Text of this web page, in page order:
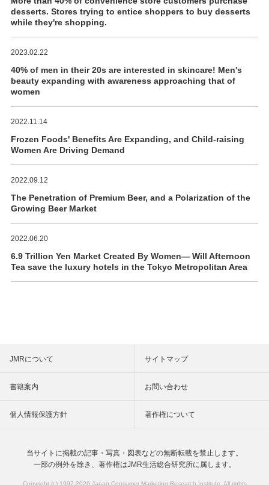
desserts. Stores trying to entice shoppers to buy desserts
while they're shopping.
2023.02.22
40% of men in their 20s are interested in skincare! Men's
beauty expanding with awareness approaching that of
women
2022.11.14
Frozen Foods' Benefits Are Expanding, and Child-raising
Women Are Driving Demand
2022.09.12
The Penetration of Premium Beer, and a Polarization of the
Growing Beer Market
2022.06.20
6.9 Trillion Yen Market Created By Women― Will Afternoon
Tea save the luxury hotels in the Tokyo Metropolitan Area
JMRについて サイトマップ
書籍案内 お問い合わせ
個人情報保護方針 著作権について
当サイトに掲載の記事・写真・図表などの無断転載を禁止します。
一部の例外を除き、著作権はJMR生活総合研究所に属します。
Copyright (c) 1997-2026 Japan Consumer Marketing Research Institute. All rights